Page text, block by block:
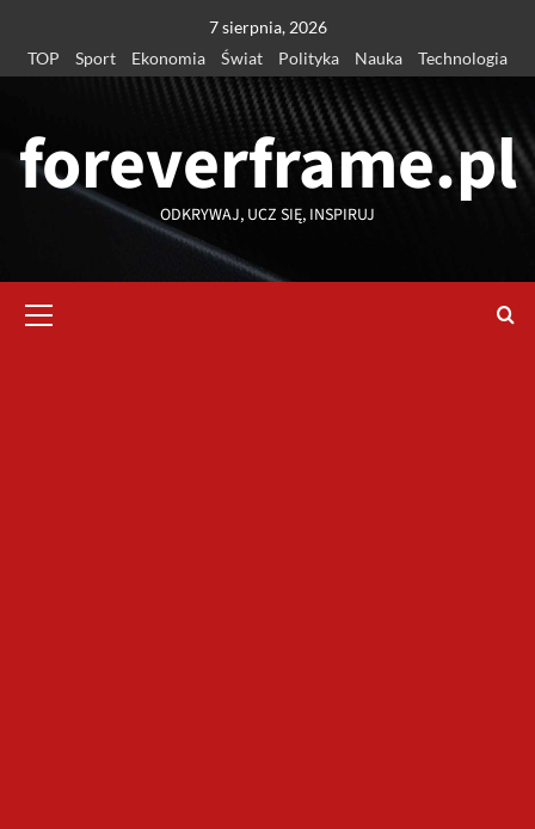
treści
7 sierpnia, 2026
TOP
Sport Ekonomia Świat Polityka Nauka Technologia
foreverframe.pl
ODKRYWAJ, UCZ SIĘ, INSPIRUJ
główne